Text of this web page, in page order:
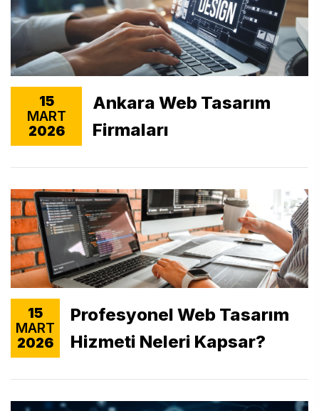
15
MART
2026
Ankara Web Tasarım
Firmaları
15
MART
2026
Profesyonel Web Tasarım
Hizmeti Neleri Kapsar?